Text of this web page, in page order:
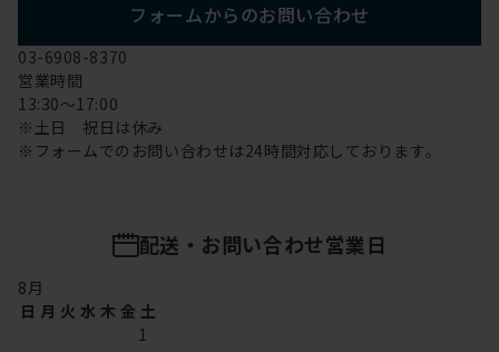
フォームからのお問い合わせ
03-6908-8370
営業時間
13:30～17:00
※土日 祝日は休み
※フォームでのお問い合わせは24時間対応しております。
配送・お問い合わせ営業日
8月
日 月 火 水 木 金 土
1